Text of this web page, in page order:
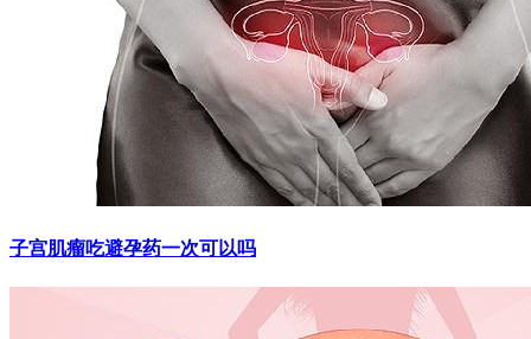
子宫肌瘤吃避孕药一次可以吗